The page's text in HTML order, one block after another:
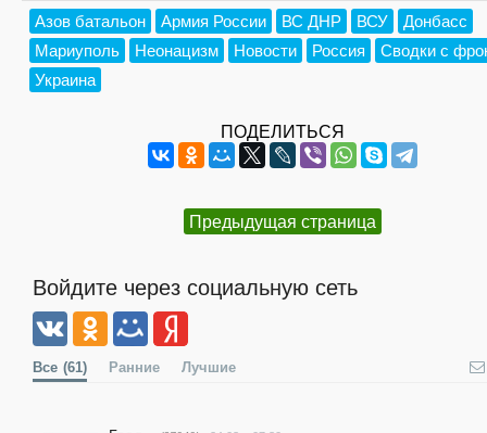
Азов батальон Армия России ВС ДНР ВСУ
Донбасс
Мариуполь
Неонацизм Новости Россия
Сводки с
Украина
ПОДЕЛИТЬСЯ
Предыдущая страница
Войдите через социальную сеть
Все (61) Ранние Лучшие